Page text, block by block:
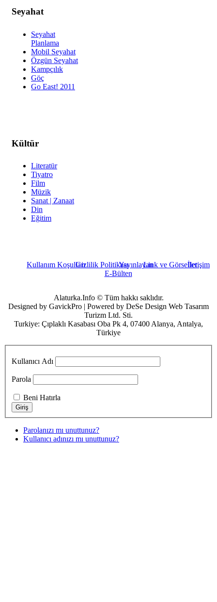
Seyahat
Seyahat
Planlama
Mobil Seyahat
Özgün Seyahat
Kampçılık
Göç
Go East! 2011
Kültür
Literatür
Tiyatro
Film
Müzik
Sanat | Zanaat
Din
Eğitim
Kullanım KoşullarıGizlilik PolitikasıYayınlayanLink ve Görsellerİletişim
E-Bülten
Alaturka.Info © Tüm hakkı saklıdır.
Designed by GavickPro | Powered by DeSe Design Web Tasarım
Turizm Ltd. Sti.
Turkiye: Çıplaklı Kasabası Oba Pk 4, 07400 Alanya, Antalya,
Türkiye
Kullanıcı Adı
Parola
Beni Hatırla
Parolanızı mı unuttunuz?
Kullanıcı adınızı mı unuttunuz?